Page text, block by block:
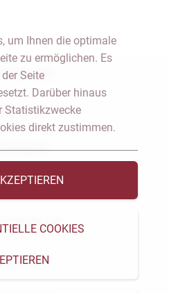
Dresden
Notariat
& Podcast
um Ihnen die optimale
zu ermöglichen. Es
Seite
Darüber hinaus
Statistikzwecke
direkt zustimmen.
COOKIES